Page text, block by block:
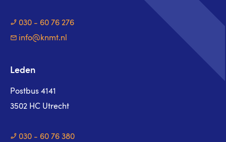
030 - 60 76 276
info@knmt.nl
Leden
Postbus 4141
3502 HC Utrecht
030 - 60 76 380